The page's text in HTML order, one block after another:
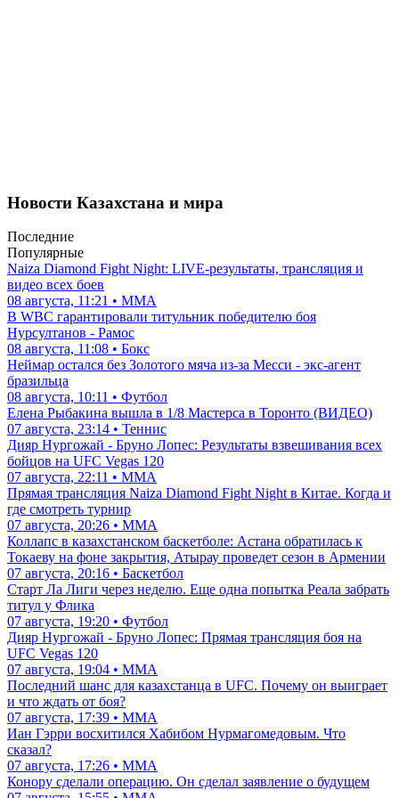
Новости Казахстана и мира
Последние
Популярные
Naiza Diamond Fight Night: LIVE-результаты, трансляция и
видео всех боев
08 августа, 11:21 • ММА
В WBC гарантировали титульник победителю боя
Нурсултанов - Рамос
08 августа, 11:08 • Бокс
Неймар остался без Золотого мяча из-за Месси - экс-агент
бразильца
08 августа, 10:11 • Футбол
Елена Рыбакина вышла в 1/8 Мастерса в Торонто (ВИДЕО)
07 августа, 23:14 • Теннис
Дияр Нургожай - Бруно Лопес: Результаты взвешивания всех
бойцов на UFC Vegas 120
07 августа, 22:11 • ММА
Прямая трансляция Naiza Diamond Fight Night в Китае. Когда и
где смотреть турнир
07 августа, 20:26 • ММА
Коллапс в казахстанском баскетболе: Астана обратилась к
Токаеву на фоне закрытия, Атырау проведет сезон в Армении
07 августа, 20:16 • Баскетбол
Старт Ла Лиги через неделю. Еще одна попытка Реала забрать
титул у Флика
07 августа, 19:20 • Футбол
Дияр Нургожай - Бруно Лопес: Прямая трансляция боя на
UFC Vegas 120
07 августа, 19:04 • ММА
Последний шанс для казахстанца в UFC. Почему он выиграет
и что ждать от боя?
07 августа, 17:39 • ММА
Иан Гэрри восхитился Хабибом Нурмагомедовым. Что
сказал?
07 августа, 17:26 • ММА
Конору сделали операцию. Он сделал заявление о будущем